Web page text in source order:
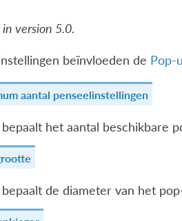
version 5.0.
beïnvloeden de Pop-
aantal penseelinstellingen
het aantal beschikbare
de diameter van het